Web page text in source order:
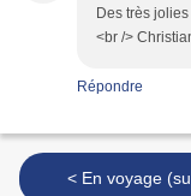
Des très
<br />
Répondre
< En voyage